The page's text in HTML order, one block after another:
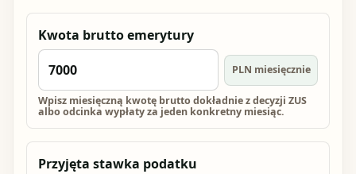
Kwota brutto emerytury
PLN miesięcznie
Wpisz miesięczną kwotę brutto dokładnie z decyzji ZUS
albo odcinka wypłaty za jeden konkretny miesiąc.
Przyjęta stawka podatku